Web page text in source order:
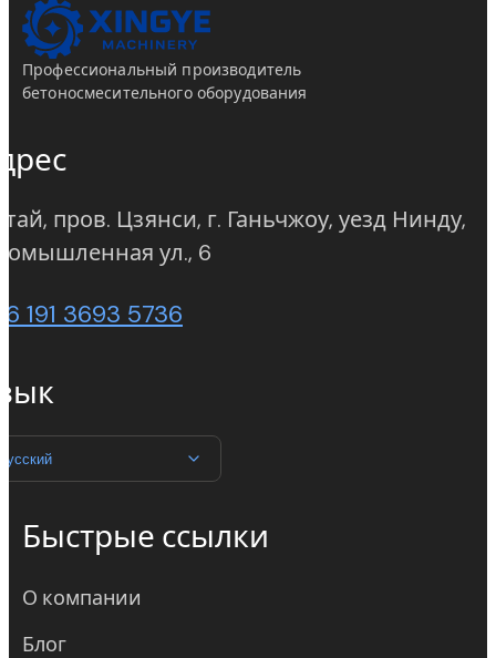
Профессиональный производитель
бетоносмесительного оборудования
пров. Цзянси, г. Ганьчжоу, уезд Нинду,
ул., 6
191 3693 5736
Быстрые ссылки
О компании
Блог